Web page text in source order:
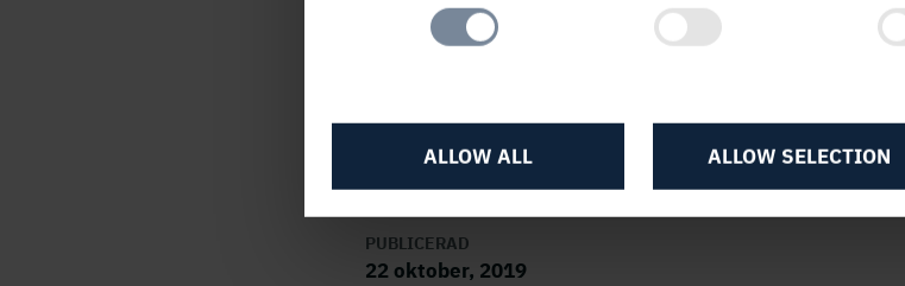
ALLOW SELECTION
ALLOW ALL
Läs hela innehållethär.
PUBLICERAD
22 oktober, 2019